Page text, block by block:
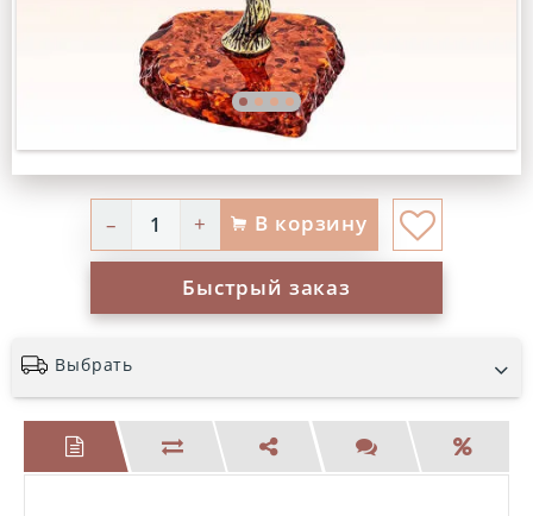
– + В корзину
Быстрый заказ
Выбрать